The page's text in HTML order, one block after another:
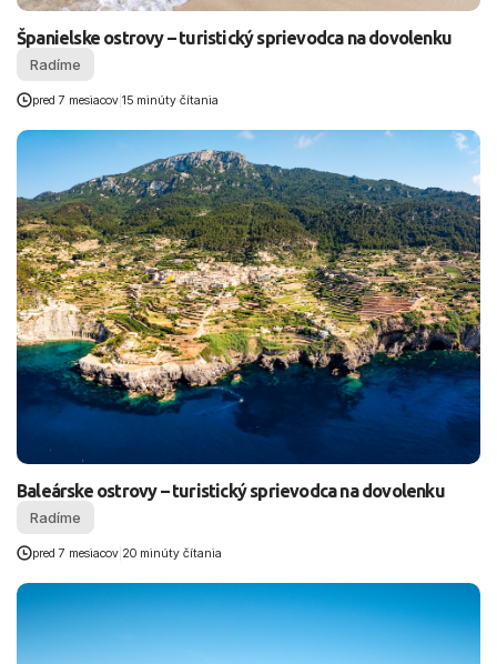
Španielske ostrovy – turistický sprievodca na dovolenku
Radíme
pred 7 mesiacov 15 minúty čítania
Baleárske ostrovy – turistický sprievodca na dovolenku
Radíme
pred 7 mesiacov 20 minúty čítania